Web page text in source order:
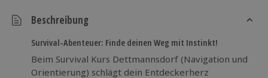
Beschreibung
Survival-Abenteuer: Finde deinen Weg mit Instinkt!
Beim Survival Kurs Dettmannsdorf (Navigation und
Orientierung) schlägt dein Entdeckerherz